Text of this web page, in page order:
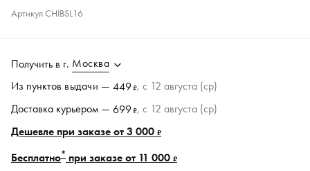
АртикулCHIBSL16
Получить в г. Москва
Из пунктов выдачи — 449₽, c 12 августа (ср)
Доставка курьером — 699₽, c 12 августа (ср)
Дешевле при заказе от 3 000 ₽
Бесплатно* при заказе от 11 000 ₽